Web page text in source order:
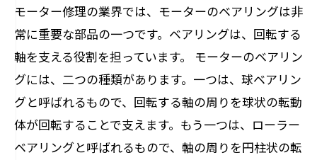
モーター修理の業界では、モーターのベアリングは非
常に重要な部品の一つです。ベアリングは、回転する
軸を支える役割を担っています。 モーターのベアリン
グには、二つの種類があります。一つは、球ベアリン
グと呼ばれるもので、回転する軸の周りを球状の転動
体が回転することで支えます。もう一つは、ローラー
ベアリングと呼ばれるもので、軸の周りを円柱状の転